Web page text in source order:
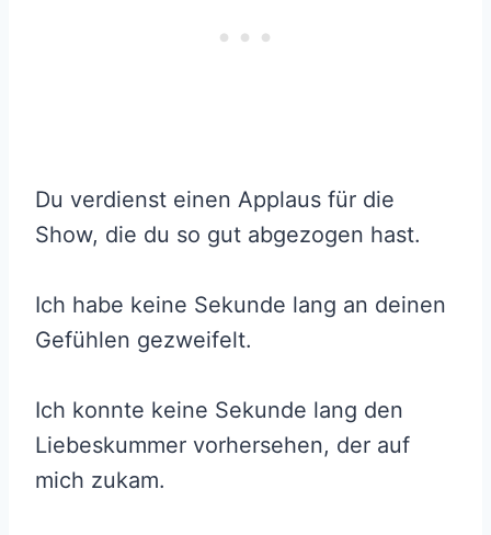
Du verdienst einen Applaus für die
Show, die du so gut abgezogen hast.
Ich habe keine Sekunde lang an deinen
Gefühlen gezweifelt.
Ich konnte keine Sekunde lang den
Liebeskummer vorhersehen, der auf
mich zukam.